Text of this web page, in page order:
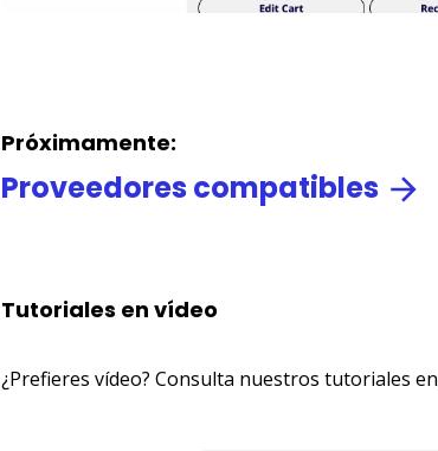
Próximamente:
Proveedores compatibles
Tutoriales en vídeo
¿Prefieres vídeo? Consulta nuestros tutoriales en